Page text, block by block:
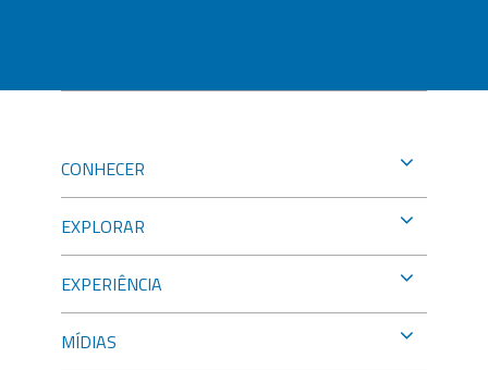
CONHECER
EXPLORAR
EXPERIÊNCIA
MÍDIAS